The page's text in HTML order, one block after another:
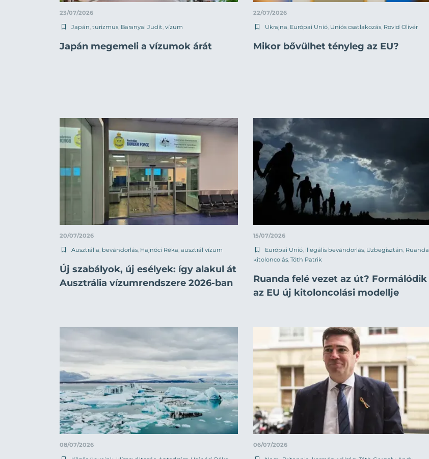
23/07/2026
Japán turizmus Baranyai Judit vízum
Japán megemeli a vízumok árát
22/07/2026
Ukrajna Európai Unió Uniós csatlakozás Rövid Olivér
Mikor bővülhet tényleg az EU?
20/07/2026
Ausztrália, bevándorlás, Hajnóci Réka, ausztrál vízum
Új szabályok, új esélyek: így alakul át
Ausztrália vízumrendszere 2026-ban
15/07/2026
Európai Unió, illegális bevándorlás, Üzbegisztán, Ruanda
kitoloncolás, Tóth Patrik
Ruanda felé vezet az út? Formálódik
az EU új kitoloncolási modellje
08/07/2026 06/07/2026